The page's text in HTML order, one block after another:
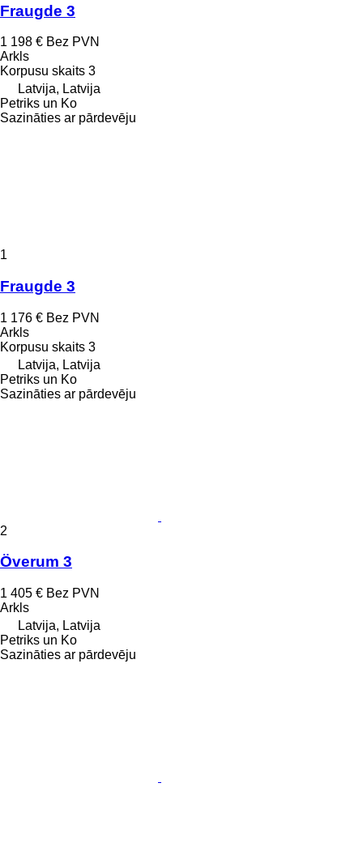
Fraugde 3
1 198 € Bez PVN
Arkls
Korpusu skaits 3
Latvija, Latvija
Petriks un Ko
Sazināties ar pārdevēju
1
Fraugde 3
1 176 € Bez PVN
Arkls
Korpusu skaits 3
Latvija, Latvija
Petriks un Ko
Sazināties ar pārdevēju
2
Överum 3
1 405 € Bez PVN
Arkls
Latvija, Latvija
Petriks un Ko
Sazināties ar pārdevēju